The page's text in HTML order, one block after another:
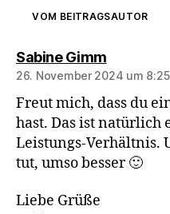
VOM BEITRAGSAUTOR
Sabine Gimmsagt:
26. November 2024 um 8:25
Freut mich, dass du
hast. Das ist natürlich
Leistungs-Verhältnis.
tut, umso besser 🙂
Liebe Grüße